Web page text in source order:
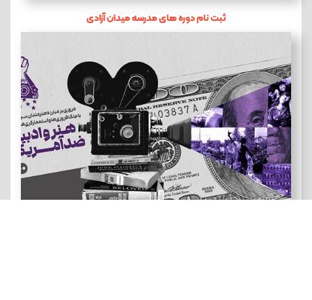
ثبت نام دوره های مدرسه میدان آزادی